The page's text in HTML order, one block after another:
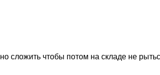
сложить чтобы потом на складе не